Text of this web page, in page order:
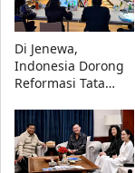
Di Jenewa,
Indonesia Dorong
Reformasi Tata
Musik dan
Jurnalistik dalam
Forum WIPO